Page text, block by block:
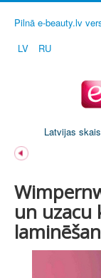
Pilnā e-beauty.lv
LV
RU
Latvijas
un uzacu